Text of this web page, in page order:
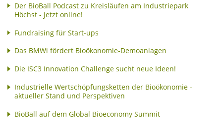
Der BioBall Podcast zu Kreisläufen am Industriepark
Höchst - Jetzt online!
Fundraising für Start-ups
Das BMWi fördert Bioökonomie-Demoanlagen
Die ISC3 Innovation Challenge sucht neue Ideen!
Industrielle Wertschöpfungsketten der Bioökonomie -
aktueller Stand und Perspektiven
BioBall auf dem Global Bioeconomy Summit